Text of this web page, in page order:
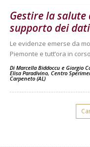
Gestire la salute
supporto dei dati
Le evidenze emerse da
Piemonte e tutt’ora in corso
Di Marcella Biddoccu e Giorgio
Elisa Paradivino, Centro
Carpeneto (AL)